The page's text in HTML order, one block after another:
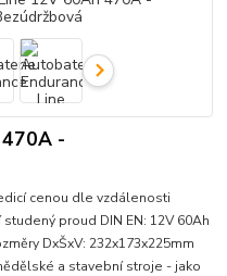
-
cenou dle vzdálenosti
proud DIN EN: 12V 60Ah
DxŠxV: 232x173x225mm
a stavební stroje - jako